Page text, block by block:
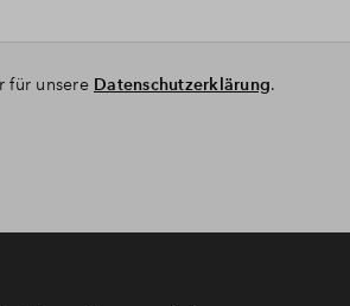
für unsere Datenschutzerklärung.